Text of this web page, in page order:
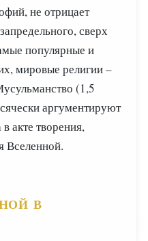
не отрицает
сверх
популярные и
мировые религии –
(1,5
аргументируют
акте творения,
Вселенной.
в